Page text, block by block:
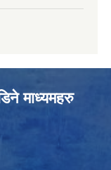
माध्यमहरु